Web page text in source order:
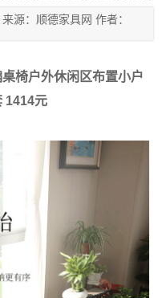
源：顺德家具网 作者：
椅户外休闲区布置小户
1414元